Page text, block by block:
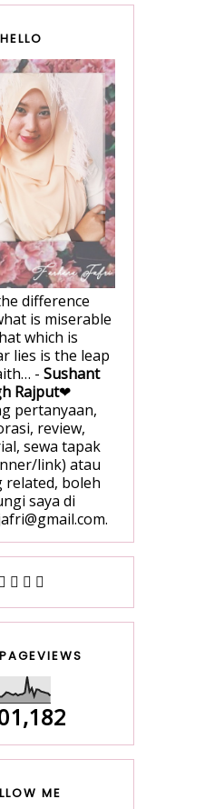
HELLO
difference
is miserable
which is
lies is the leap
- Sushant
Rajput❤
pertanyaan,
review,
sewa tapak
link) atau
related, boleh
saya di
ME